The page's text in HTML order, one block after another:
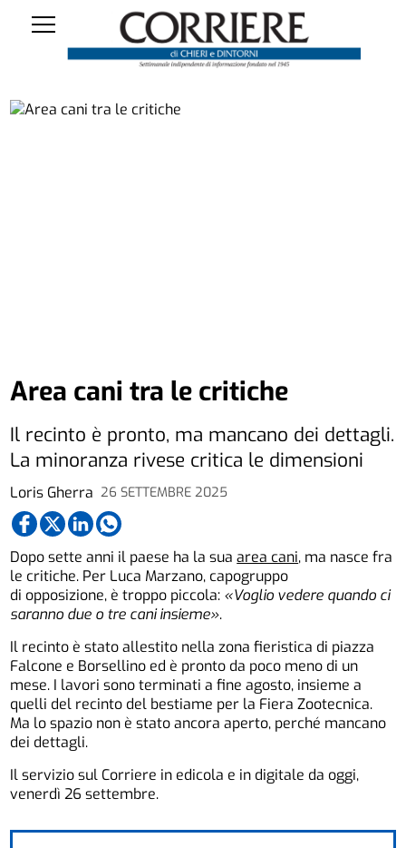
Loris Gherra 26 SETTEMBRE 2025
Area cani tra le critiche
Il recinto è pronto, ma mancano dei dettagli.
La minoranza rivese critica le dimensioni
Dopo sette anni il paese ha la suaarea cani, ma nasce fra
le critiche. Per Luca Marzano, capogruppo
di opposizione, è troppo piccola: «Voglio vedere quando ci
saranno due o tre cani insieme».
Il recinto è stato allestito nella zona fieristica di piazza
Falcone e Borsellino ed è pronto da poco meno di un
mese. I lavori sono terminati a fine agosto, insieme a
quelli del recinto del bestiame per la Fiera Zootecnica.
Ma lo spazio non è stato ancora aperto, perché mancano
dei dettagli.
Il servizio sul Corriere in edicola e in digitale da oggi,
venerdì 26 settembre.